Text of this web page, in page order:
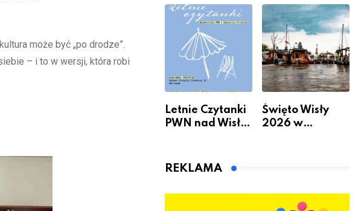
może być „po drodze”.
– i to w wersji, która robi
wydarzenia z
dzielnicy
Sposobów Na
Więcej
Przestrzeni Bez
Kosztownego
Remontu
Letnie Czytanki
PWN nad Wisłą.
chwilą dla
Święto Wisły
2026 w
REKLAMA